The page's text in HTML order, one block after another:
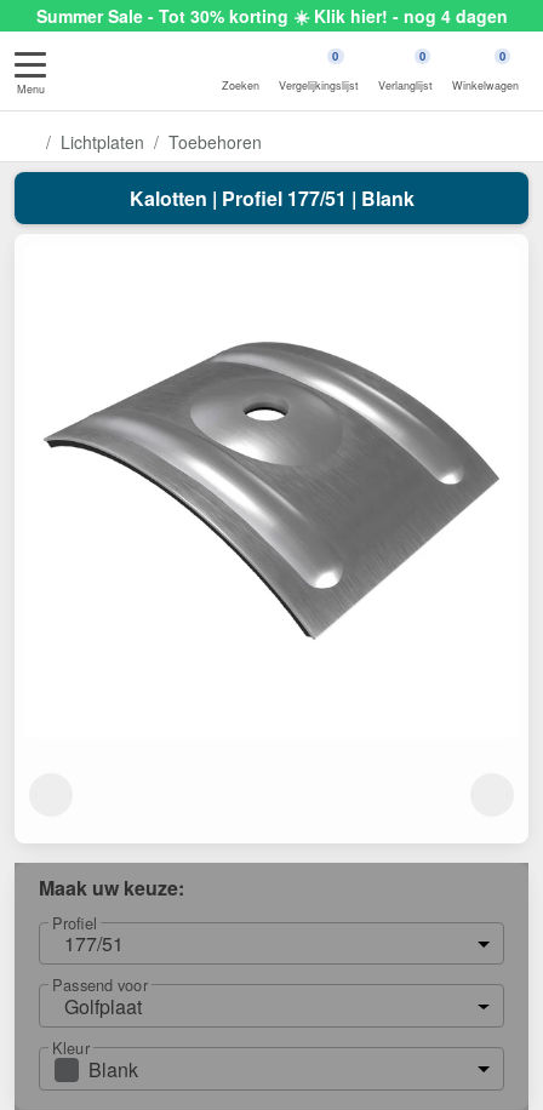
Summer Sale - Tot 30% korting ☀️ Klik hier! - nog 4 dagen
Menu Zoeken
0
Vergelijkingslijst
0
Verlanglijst
0
Winkelwagen
Lichtplaten Toebehoren
Kalotten | Profiel 177/51 | Blank
Maak uw keuze:
Profiel
177/51
Passend voor
Golfplaat
Kleur
Blank